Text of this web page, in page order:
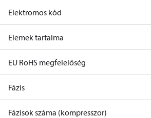
Elektromos kód
Elemek tartalma
EU RoHS megfelelőség
Fázis
Fázisok száma (kompresszor)